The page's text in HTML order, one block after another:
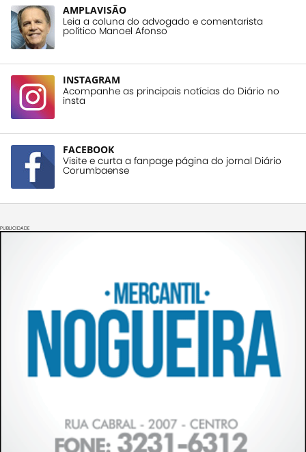
AMPLAVISÃO
Leia a coluna do advogado e comentarista
político Manoel Afonso
INSTAGRAM
Acompanhe as principais notícias do Diário no
insta
FACEBOOK
Visite e curta a fanpage página do jornal Diário
Corumbaense
PUBLICIDADE